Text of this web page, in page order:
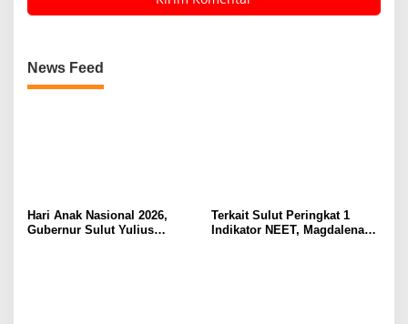
News Feed
Hari Anak Nasional 2026,
Gubernur Sulut Yulius
Terkait Sulut Peringkat 1
Indikator NEET, Magdalena